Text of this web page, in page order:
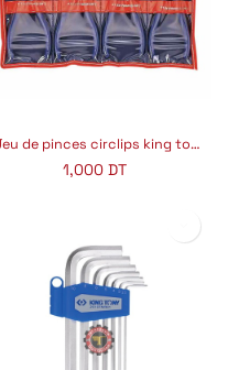
Jeu de pinces circlips king tony
1,000DT